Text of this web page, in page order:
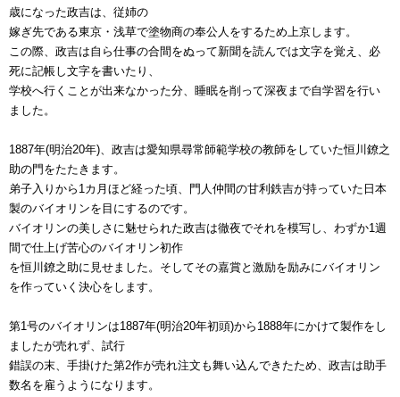
歳になった政吉は、従姉の
嫁ぎ先である東京・浅草で塗物商の奉公人をするため上京します。
この際、政吉は自ら仕事の合間をぬって新聞を読んでは文字を覚え、必
死に記帳し文字を書いたり、
学校へ行くことが出来なかった分、睡眠を削って深夜まで自学習を行い
ました。
1887年(明治20年)、政吉は愛知県尋常師範学校の教師をしていた恒川鐐之
助の門をたたきます。
弟子入りから1カ月ほど経った頃、門人仲間の甘利鉄吉が持っていた日本
製のバイオリンを目にするのです。
バイオリンの美しさに魅せられた政吉は徹夜でそれを模写し、わずか1週
間で仕上げ苦心のバイオリン初作
を恒川鐐之助に見せました。そしてその嘉賞と激励を励みにバイオリン
を作っていく決心をします。
第1号のバイオリンは1887年(明治20年初頭)から1888年にかけて製作をし
ましたが売れず、試行
錯誤の末、手掛けた第2作が売れ注文も舞い込んできたため、政吉は助手
数名を雇うようになります。